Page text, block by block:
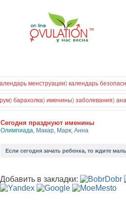
менструации) календарь
) барахолка) именины) заболевания)
Cегодня празднуют именины
Олимпиада, Макар, Марк, Анна
Если сегодня зачать ребенка, то ждите
Добавить в закладки: